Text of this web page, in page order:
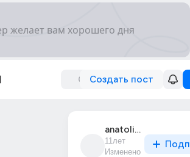
Создать пост
anatolii_s_96
11лет
Изменено